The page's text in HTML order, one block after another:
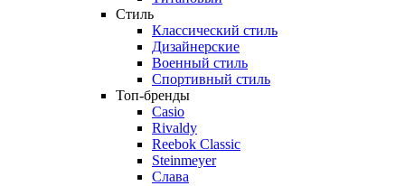
Стиль
Классический стиль
Дизайнерские
Военный стиль
Спортивный стиль
Топ-бренды
Casio
Rivaldy
Reebok Classic
Steinmeyer
Слава